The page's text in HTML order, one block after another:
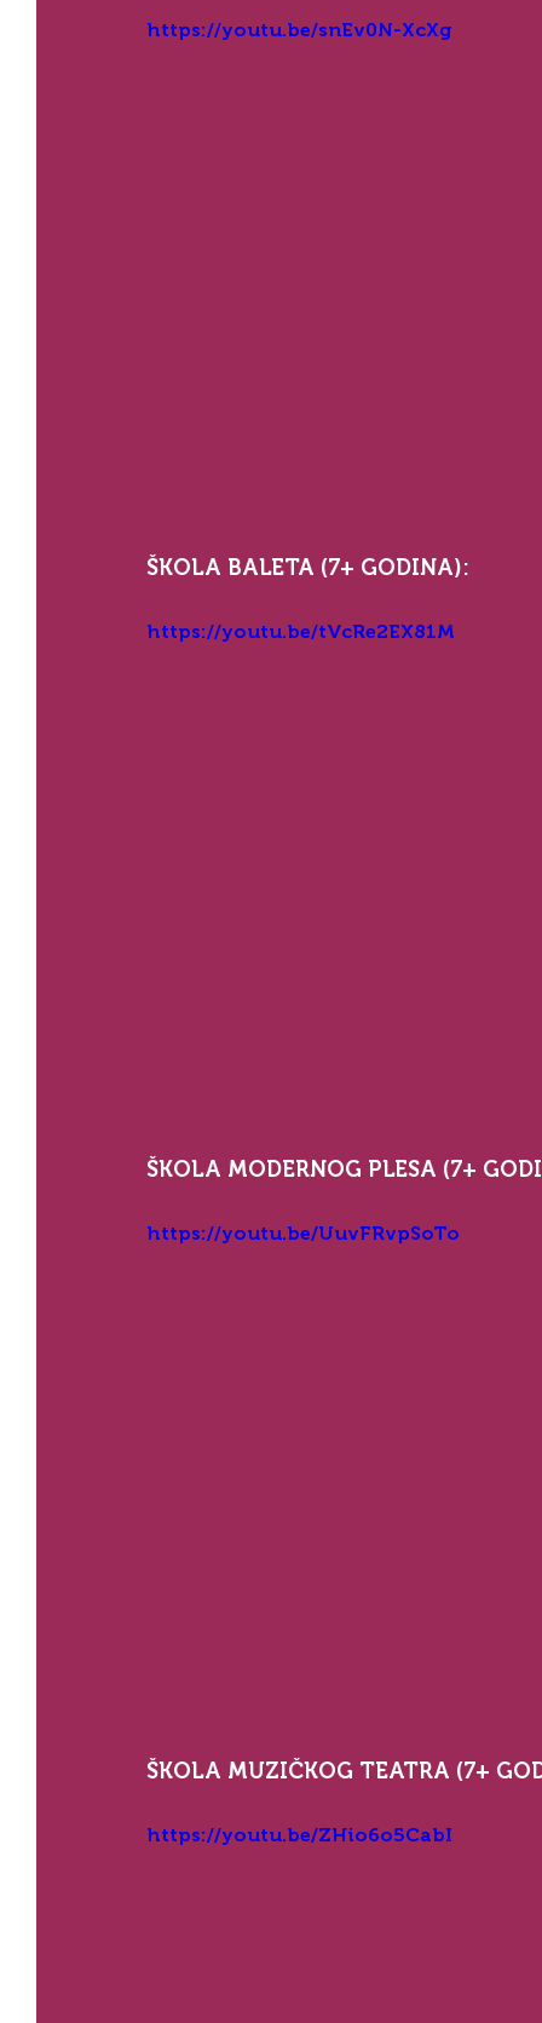
https://youtu.be/snEv0N-XcXg
ŠKOLA BALETA (7+ GODINA):
https://youtu.be/tVcRe2EX81M
ŠKOLA MODERNOG PLESA (7+
https://youtu.be/UuvFRvpSoTo
ŠKOLA MUZIČKOG TEATRA (7+
https://youtu.be/ZHio6o5CabI